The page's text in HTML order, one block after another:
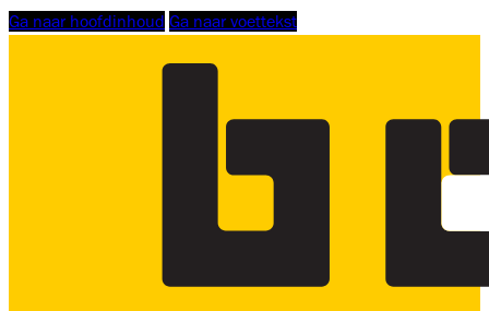
Ga naar hoofdinhoud Ga naar voettekst